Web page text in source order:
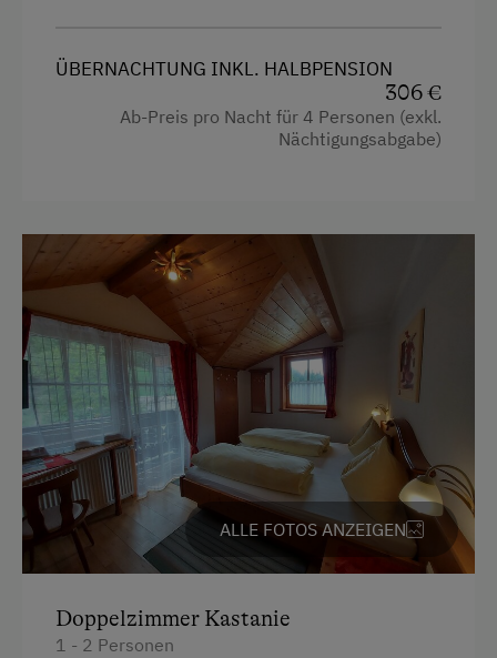
ÜBERNACHTUNG INKL. HALBPENSION
306 €
Ab-Preis pro Nacht für 4 Personen (exkl.
Nächtigungsabgabe)
ALLE FOTOS ANZEIGEN
Doppelzimmer Kastanie
1 - 2 Personen